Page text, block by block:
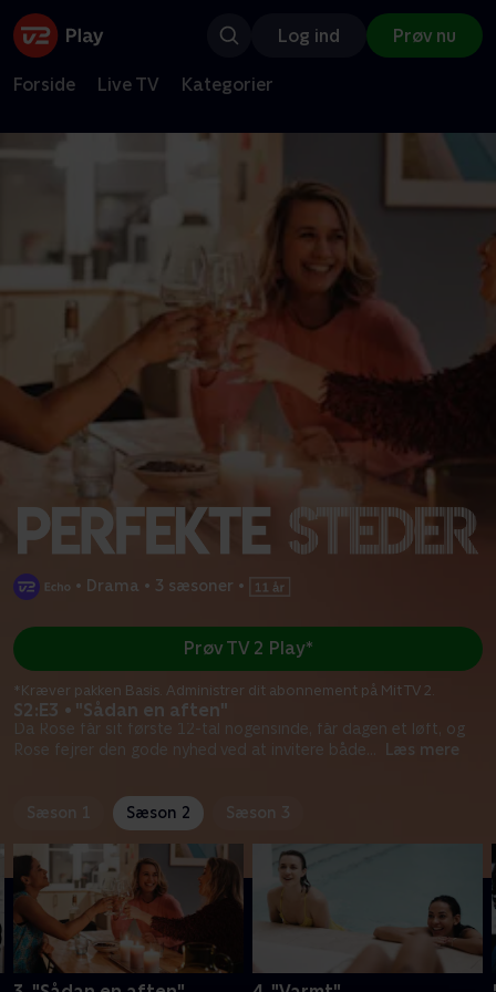
Log ind Prøv nu
Forside Live TV Kategorier
• Drama • 3 sæsoner •
S2:E3 • "Sådan en aften"
Da Rose får sit første 12-tal nogensinde, får dagen et løft, og
Rose fejrer den gode nyhed ved at invitere både
Læs mere
Prøv TV 2 Play*
*Kræver pakken Basis. Administrer dit abonnement på Mit TV 2.
Sæson 1 Sæson 2 Sæson 3